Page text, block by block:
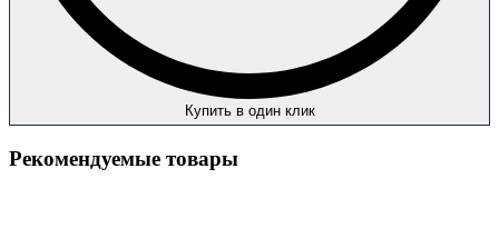
Купить в один клик
Рекомендуемые товары